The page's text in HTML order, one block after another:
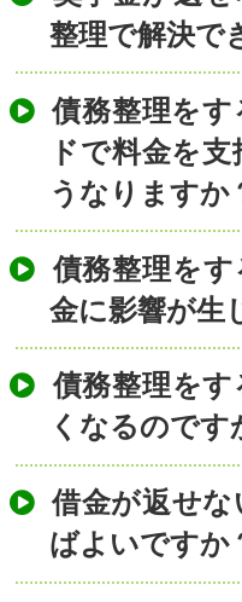
整理で解決で
債務整理を
ドで料金を
うなりますか
債務整理を
金に影響が生
債務整理を
くなるのです
借金が返せ
ばよいですか